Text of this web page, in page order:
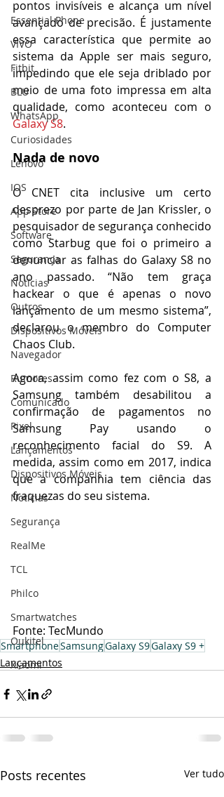
Essential Phone
VIVO
Fitbit
BLU
WhatsApp
Curiosidades
Lenovo
IOS
App Store
Software
Segurança
Notícias
Outros
Dispositivos Móveis
Navegador
Rumores
Comunicado
Pixel
Lançamentos
Dispositivos Móveis
Notícias
Segurança
RealMe
TCL
Philco
Smartwatches
Oukitel
Xiaomi
pontos invisíveis e alcança um nível
avançado de precisão. É justamente
essa característica que permite ao
sistema da Apple ser mais seguro,
impedindo que ele seja driblado por
meio de uma foto impressa em alta
Galaxy S8.
Nada de novo
O CNET cita inclusive um certo
desprezo por parte de Jan Krissler, o
pesquisador de segurança conhecido
como Starbug que foi o primeiro a
denunciar as falhas do Galaxy S8 no
ano passado. “Não tem graça
hackear o que é apenas o novo
lançamento de um mesmo sistema”,
declarou o membro do Computer
Chaos Club.
Agora, assim como fez com o S8, a
Samsung também desabilitou a
confirmação de pagamentos no
Samsung Pay usando o
reconhecimento facial do S9. A
medida, assim como em 2017, indica
que a companhia tem ciência das
fraquezas do seu sistema.
Fonte: TecMundo
SmartphoneSamsungGalaxy S9Galaxy S9 +
Lançamentos
Posts recentes Ver tudo